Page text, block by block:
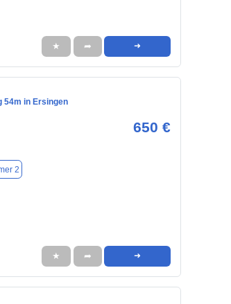
★ ➦ ➜
54m in Ersingen
650 €
2
★ ➦ ➜